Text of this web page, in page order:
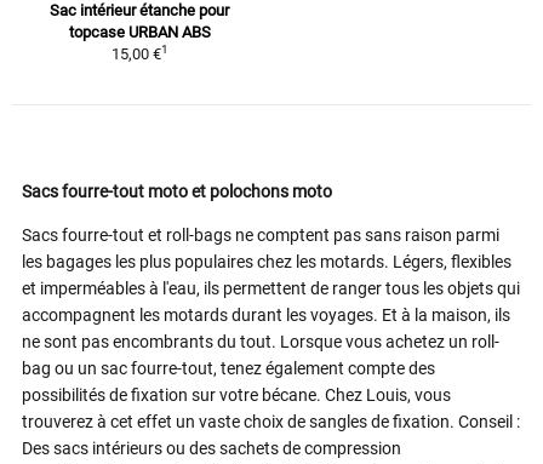
Sac intérieur étanche pour
topcase URBAN ABS
15,00 €1
Sacs fourre-tout moto et polochons moto
Sacs fourre-tout et roll-bags ne comptent pas sans raison parmi
les bagages les plus populaires chez les motards. Légers, flexibles
et imperméables à l'eau, ils permettent de ranger tous les objets qui
accompagnent les motards durant les voyages. Et à la maison, ils
ne sont pas encombrants du tout. Lorsque vous achetez un roll-
bag ou un sac fourre-tout, tenez également compte des
possibilités de fixation sur votre bécane. Chez Louis, vous
trouverez à cet effet un vaste choix de sangles de fixation. Conseil :
Des sacs intérieurs ou des sachets de compression